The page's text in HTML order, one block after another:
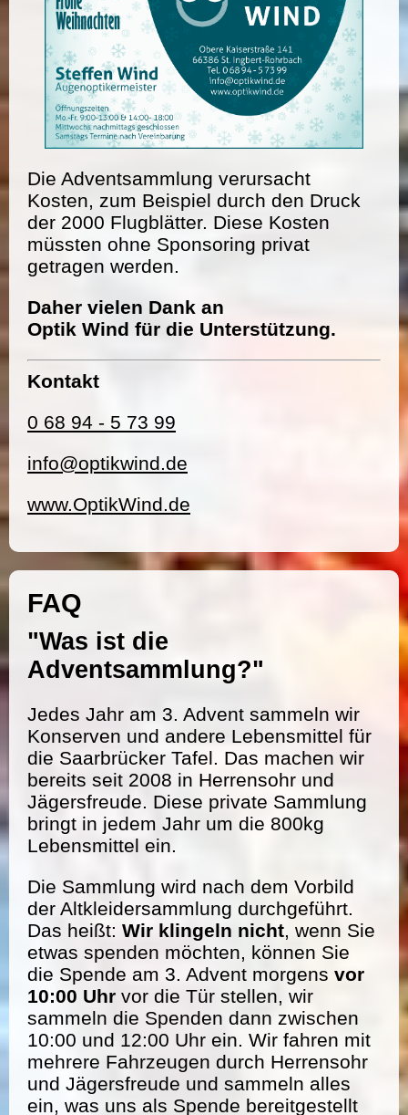
Die Adventsammlung verursacht
Kosten, zum Beispiel durch den Druck
der 2000 Flugblätter. Diese Kosten
müssten ohne Sponsoring privat
getragen werden.
Daher vielen Dank an
Optik Wind für die Unterstützung.
Kontakt
0 68 94 - 5 73 99
info@optikwind.de
www.OptikWind.de
FAQ
"Was ist die
Adventsammlung?"
Jedes Jahr am 3. Advent sammeln wir
Konserven und andere Lebensmittel für
die Saarbrücker Tafel. Das machen wir
bereits seit 2008 in Herrensohr und
Jägersfreude. Diese private Sammlung
bringt in jedem Jahr um die 800kg
Lebensmittel ein.
Die Sammlung wird nach dem Vorbild
der Altkleidersammlung durchgeführt.
Das heißt: Wir klingeln nicht, wenn Sie
etwas spenden möchten, können Sie
die Spende am 3. Advent morgens vor
10:00 Uhr vor die Tür stellen, wir
sammeln die Spenden dann zwischen
10:00 und 12:00 Uhr ein. Wir fahren mit
mehrere Fahrzeugen durch Herrensohr
und Jägersfreude und sammeln alles
ein, was uns als Spende bereitgestellt